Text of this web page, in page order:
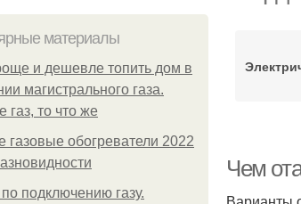
материалы
и дешевле топить дом в
магистрального газа.
газ, то что же
газовые обогреватели 2022
по подключению газу.
Чем